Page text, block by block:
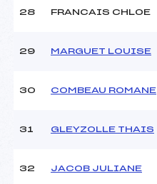
28 FRANCAIS CHLOE
29 MARGUET LOUISE
30 COMBEAU ROMANE
31 GLEYZOLLE THAIS
32 JACOB JULIANE